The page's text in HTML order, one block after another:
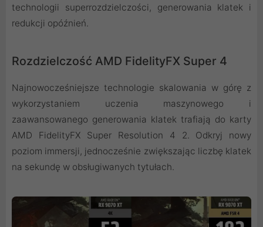
technologii superrozdzielczości, generowania klatek i
redukcji opóźnień.
Rozdzielczość AMD FidelityFX Super 4
Najnowocześniejsze technologie skalowania w górę z
wykorzystaniem uczenia maszynowego i
zaawansowanego generowania klatek trafiają do karty
AMD FidelityFX Super Resolution 4 2. Odkryj nowy
poziom immersji, jednocześnie zwiększając liczbę klatek
na sekundę w obsługiwanych tytułach.